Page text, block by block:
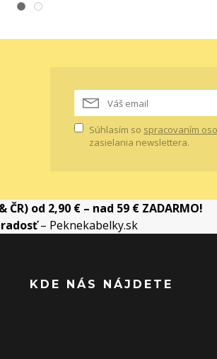
Súhlasím so spracovaním
zasielania newslettera.
ČR) od 2,90 € – nad 59 € ZADARMO!
– Peknekabelky.sk
KDE NÁS NÁJDETE